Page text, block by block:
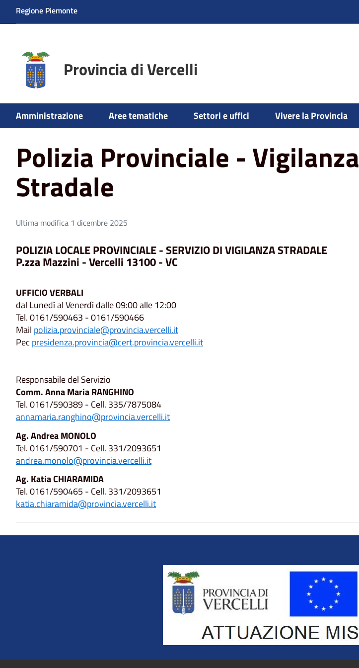
Regione Piemonte
Provincia di Vercelli
Amministrazione Aree tematiche Settori e uffici Vivere la Provincia
Home Aree tematiche Polizia Locale Provinciale Polizia Provinciale - Vigilanza Stradale
Polizia Provinciale - Vigilanza
Stradale
Ultima modifica 1 dicembre 2025
POLIZIA LOCALE PROVINCIALE - SERVIZIO DI VIGILANZA STRADALE
P.zza Mazzini - Vercelli 13100 - VC
UFFICIO VERBALI
dal Lunedì al Venerdì dalle 09:00 alle 12:00
Tel. 0161/590463 - 0161/590466
Mail polizia.provinciale@provincia.vercelli.it
Pecpresidenza.provincia@cert.provincia.vercelli.it
Responsabile del Servizio
Comm. Anna Maria RANGHINO
Tel. 0161/590389 - Cell. 335/7875084
annamaria.ranghino@provincia.vercelli.it
Ag. Andrea MONOLO
Tel. 0161/590701 - Cell. 331/2093651
andrea.monolo@provincia.vercelli.it
Ag. Katia CHIARAMIDA
Tel. 0161/590465 - Cell. 331/2093651
katia.chiaramida@provincia.vercelli.it
Title